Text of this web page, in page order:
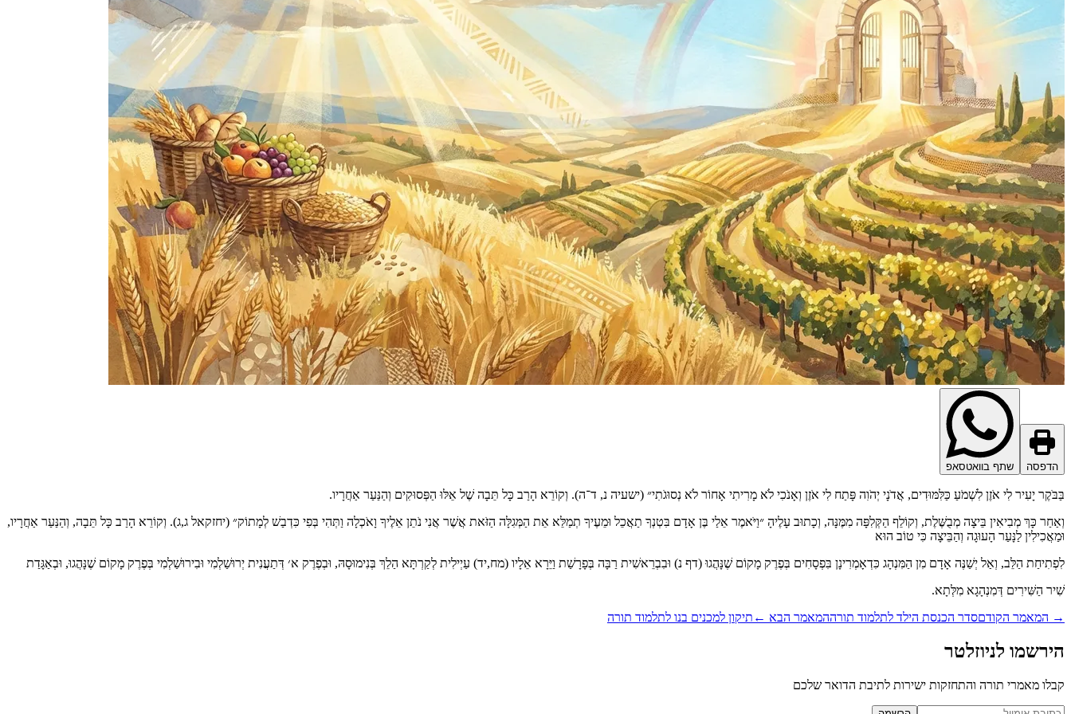
הדפסה שתף בוואטסאפ
בַּבֹּקֶר יָעִיר לִי אֹזֶן לִשְׁמֹעַ כַּלִּמּוּדִים, אֲדֹנָי יְהֹוִה פָּתַח לִי אֹזֶן וְאָנֹכִי לֹא מָרִיתִי אָחוֹר לֹא נְסוּגֹתִי״ (ישעיה נ, ד־ה). וְקוֹרֵא הָרַב כָּל תֵּבָה שֶׁל אֵלּוּ הַפְּסוּקִים וְהַנַּעַר אַחֲרָיו.
וְאַחַר כָּךְ מְבִיאִין בֵּיצָה מְבֻשֶּׁלֶת, וְקוֹלֵף הַקְּלִפָּה מִמֶּנָּה, וְכָתוּב עָלֶיהָ ״וַיֹּאמֶר אֵלַי בֶּן אָדָם בִּטְנְךָ תַאֲכֵל וּמֵעֶיךָ תְמַלֵּא אֵת הַמְּגִלָּה הַזֹּאת אֲשֶׁר אֲנִי נֹתֵן אֵלֶיךָ וָאֹכְלָה וַתְּהִי בְּפִי כִּדְבַשׁ לְמָתוֹק״ (יחזקאל ג,ג). וְקוֹרֵא הָרַב כָּל תֵּבָה, וְהַנַּעַר אַחֲרָיו,
וּמַאֲכִילִין לַנָּעַר הָעוּגָה וְהַבֵּיצָה כִּי טוֹב הוּא
לִפְתִיחַת הַלֵּב, וְאַל יְשַׁנֶּה אָדָם מִן הַמִּנְהָג כִּדְאָמְרִינָן בִּפְסָחִים בְּפֶרֶק מָקוֹם שֶׁנָּהֲגוּ (דף נ) וּבִבְרֵאשִׁית רַבָּה בְּפָרָשַׁת וַיֵּרָא אֵלָיו (מח,יד) עַיְילִית לְקַרְתָּא הַלֵךְ בְּנִימוּסָהּ, וּבְפֶרֶק א׳ דְּתַעֲנִית יְרוּשַׁלְמִי וּבִירוּשַׁלְמִי בְּפֶרֶק מָקוֹם שֶׁנָּהֲגוּ, וּבְאַגָּדַת
שִׁיר הַשִּׁירִים דְּמִנְהָגָא מִלְּתָא.
→ המאמר הקודםסדר הכנסת הילד לתלמוד תורההמאמר הבא ← תיקון למכנים בנו לתלמוד תורה
הירשמו לניוזלטר
קבלו מאמרי תורה והתחזקות ישירות לתיבת הדואר שלכם